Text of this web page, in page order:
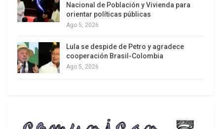
Nacional de Población y Vivienda para
orientar políticas públicas
Ago 5, 2026
Lula se despide de Petro y agradece
cooperación Brasil-Colombia
Ago 5, 2026